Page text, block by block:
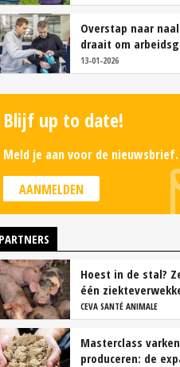
Overstap naar
draait om
en
13-01-2026
Blijf up to date!
Meld je aan voor de nieuwsbrief.
AANMELDEN
PARTNERS
Hoest in de stal?
één
oorzaak
CEVA SANTÉ ANIMALE
Masterclass
produceren: de